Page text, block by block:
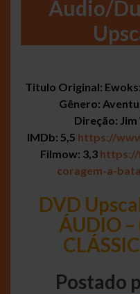
Áudio/
Titulo Original:
Gênero:
Direção:
IMDb: 5,5 https://
Filmow: 3,3 https://
coragem-a-
DVD
ÁUDIO
Postado